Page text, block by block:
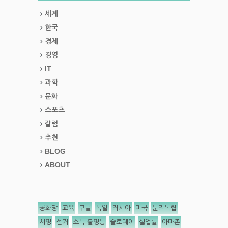
세계
한국
경제
경영
IT
과학
문화
스포츠
칼럼
추천
BLOG
ABOUT
공화당 교육 구글 독일 러시아 미국 분리독립
서평 선거 소득 불평등 슬로데이 실업률 아마존